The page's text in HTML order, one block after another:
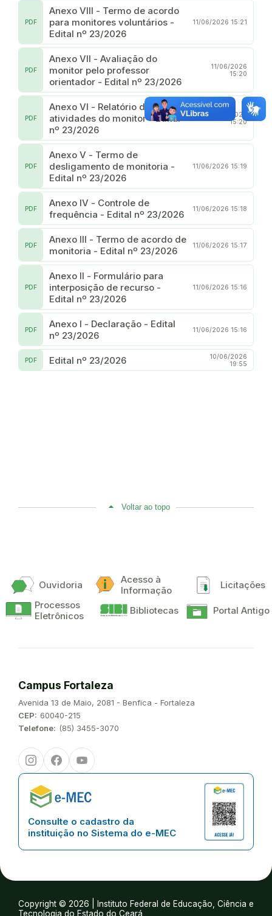
Anexo VIII - Termo de acordo
para monitores voluntários -
Edital nº 23/2026
PDF 11/06/2026 15:21
Anexo VII - Avaliação do
monitor pelo professor
orientador - Edital nº 23/2026
PDF
11/06/2026
15:20
Anexo VI - Relatório de
atividades do monitor - Edital
nº 23/2026
PDF
11/06/2026
15:20
Anexo V - Termo de
desligamento de monitoria -
Edital nº 23/2026
PDF 11/06/2026 15:19
Anexo IV - Controle de
frequência - Edital nº 23/2026
PDF 11/06/2026 15:18
Anexo III - Termo de acordo de
monitoria - Edital nº 23/2026
PDF 11/06/2026 15:17
Anexo II - Formulário para
interposição de recurso -
Edital nº 23/2026
PDF 11/06/2026 15:16
Anexo I - Declaração - Edital
nº 23/2026
PDF 11/06/2026 15:16
Edital nº 23/2026
PDF
10/06/2026
19:55
Voltar ao topo
Ouvidoria
Acesso à
Informação
Licitações
Processos
Eletrônicos
Bibliotecas Portal Antigo
Campus Fortaleza
Endereço:
Avenida 13 de Maio, 2081 - Benfica - Fortaleza
CEP: 60040-215
Telefone: (85) 3455-3070
InstagramFacebookYoutube
Consulte o cadastro da
instituição no Sistema do e-MEC
Copyright © 2026 | Instituto Federal de Educação, Ciência e
Tecnologia do Estado do Ceará